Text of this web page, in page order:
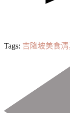
Tags: 吉隆坡美食清
Navigation